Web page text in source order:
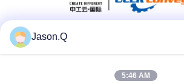
Jason.Q
5:46 AM